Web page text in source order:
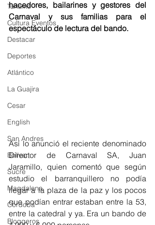
Turismo
Cultura Eventos
Destacar
Deportes
Atlántico
La Guajira
Cesar
English
San Andres
Bolívar
Sucre
Magdalena
Córdoba
Bloggeros
hacedores, bailarines y gestores del
Carnaval y sus familias para el
espectáculo de lectura del bando.
Así lo anunció el reciente denominado
Director de Carnaval SA, Juan
Jaramillo, quien comentó que según
estudio el barranquillero no podía
llegar a la plaza de la paz y los pocos
que podían entrar estaban entre la 53,
entre la catedral y ya. Era un bando de